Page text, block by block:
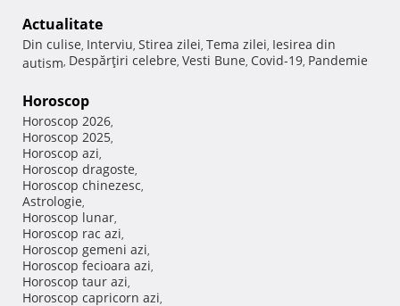
Actualitate
Din culise, Interviu, Stirea zilei, Tema zilei, Iesirea din
autism, Despărţiri celebre, Vesti Bune, Covid-19, Pandemie
Horoscop
Horoscop 2026,
Horoscop 2025,
Horoscop azi,
Horoscop dragoste,
Horoscop chinezesc,
Astrologie,
Horoscop lunar,
Horoscop rac azi,
Horoscop gemeni azi,
Horoscop fecioara azi,
Horoscop taur azi,
Horoscop capricorn azi,